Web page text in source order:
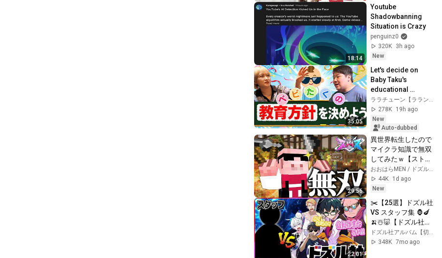
18:14
Youtube
Shadowbanning
Situation is Crazy
penguinz0
320K
3h ago
New
35:05
Let's decide on
Baby Taku's
educational
philosophy.
ララチューン【ラランド公式】
278K
19h ago
New
Auto-dubbed
29:56
異世界転生したので
マイクラ知識で無双
してみたｗ【ストリ
ヌ1日目】
おおはらMEN / ドズル社
44K
1d ago
New
22:01
✂️【25選】ドズル社
VS スタッフ集 🦍🍆
🍌☃️🐷【ドズル社】
【切り抜き】
ドズル社アルバム【切り抜き】
348K 7mo ago